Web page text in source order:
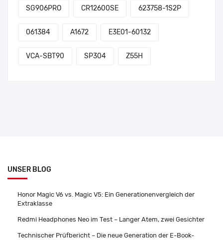
SG906PRO CR12600SE 623758-1S2P
061384 A1672 E3E01-60132
VCA-SBT90 SP304 Z55H
UNSER BLOG
Honor Magic V6 vs. Magic V5: Ein Generationenvergleich der
Extraklasse
Redmi Headphones Neo im Test – Langer Atem, zwei Gesichter
Technischer Prüfbericht – Die neue Generation der E-Book-